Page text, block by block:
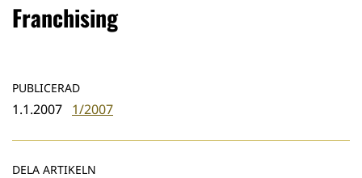
Franchising
PUBLICERAD
1.1.2007 1/2007
DELA ARTIKELN